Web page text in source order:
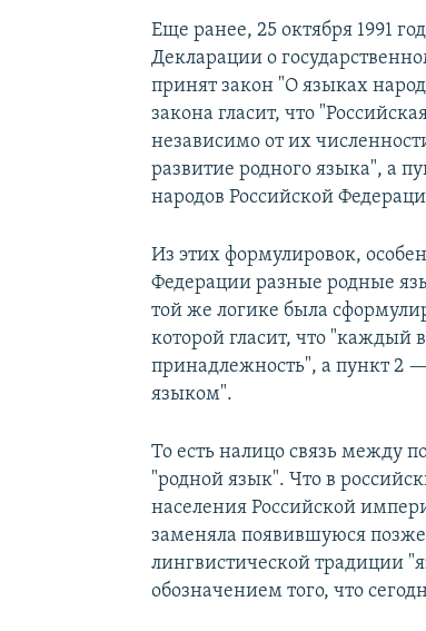
Еще ранее, 25 октября 1991
Декларации о
принят закон "О языках
закона гласит, что
независимо от их
развитие родного языка", а
народов Российской
Из этих формулировок,
Федерации разные родные
той же логике была
которой гласит, что "каждый
принадлежность", а пункт 2
языком".
То есть налицо связь между
"родной язык". Что в
населения Российской
заменяла появившуюся
лингвистической традиции
обозначением того, что